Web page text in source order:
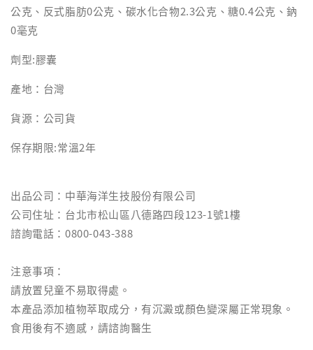
公克、反式脂肪0公克、碳水化合物2.3公克、糖0.4公克、鈉
0毫克
劑型:膠囊
產地：台灣
貨源：公司貨
保存期限:常溫2年
出品公司：中華海洋生技股份有限公司
公司住址：台北市松山區八德路四段123-1號1樓
諮詢電話：0800-043-388
注意事項：
請放置兒童不易取得處。
本產品添加植物萃取成分，有沉澱或顏色變深屬正常現象。
食用後有不適感，請諮詢醫生